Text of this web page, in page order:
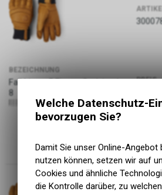
BEZEICHNUNG
Fall Line - 5 Finger, Cork/cork,
8
7332904108654
PREIS
Welche Datenschutz-
bevorzugen Sie?
Damit Sie unser Online-Angebot
nutzen können, setzen wir auf
Cookies und ähnliche
die Kontrolle darüber, zu